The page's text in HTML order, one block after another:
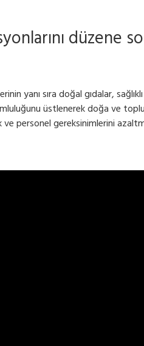
düzene
yanı sıra doğal gıdalar,
üstlenerek doğa ve
personel gereksinimlerini